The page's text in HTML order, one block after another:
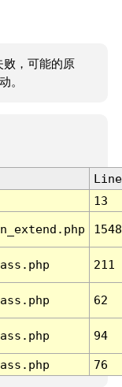
败，可能的原
。
Line
13
1548
211
62
94
76